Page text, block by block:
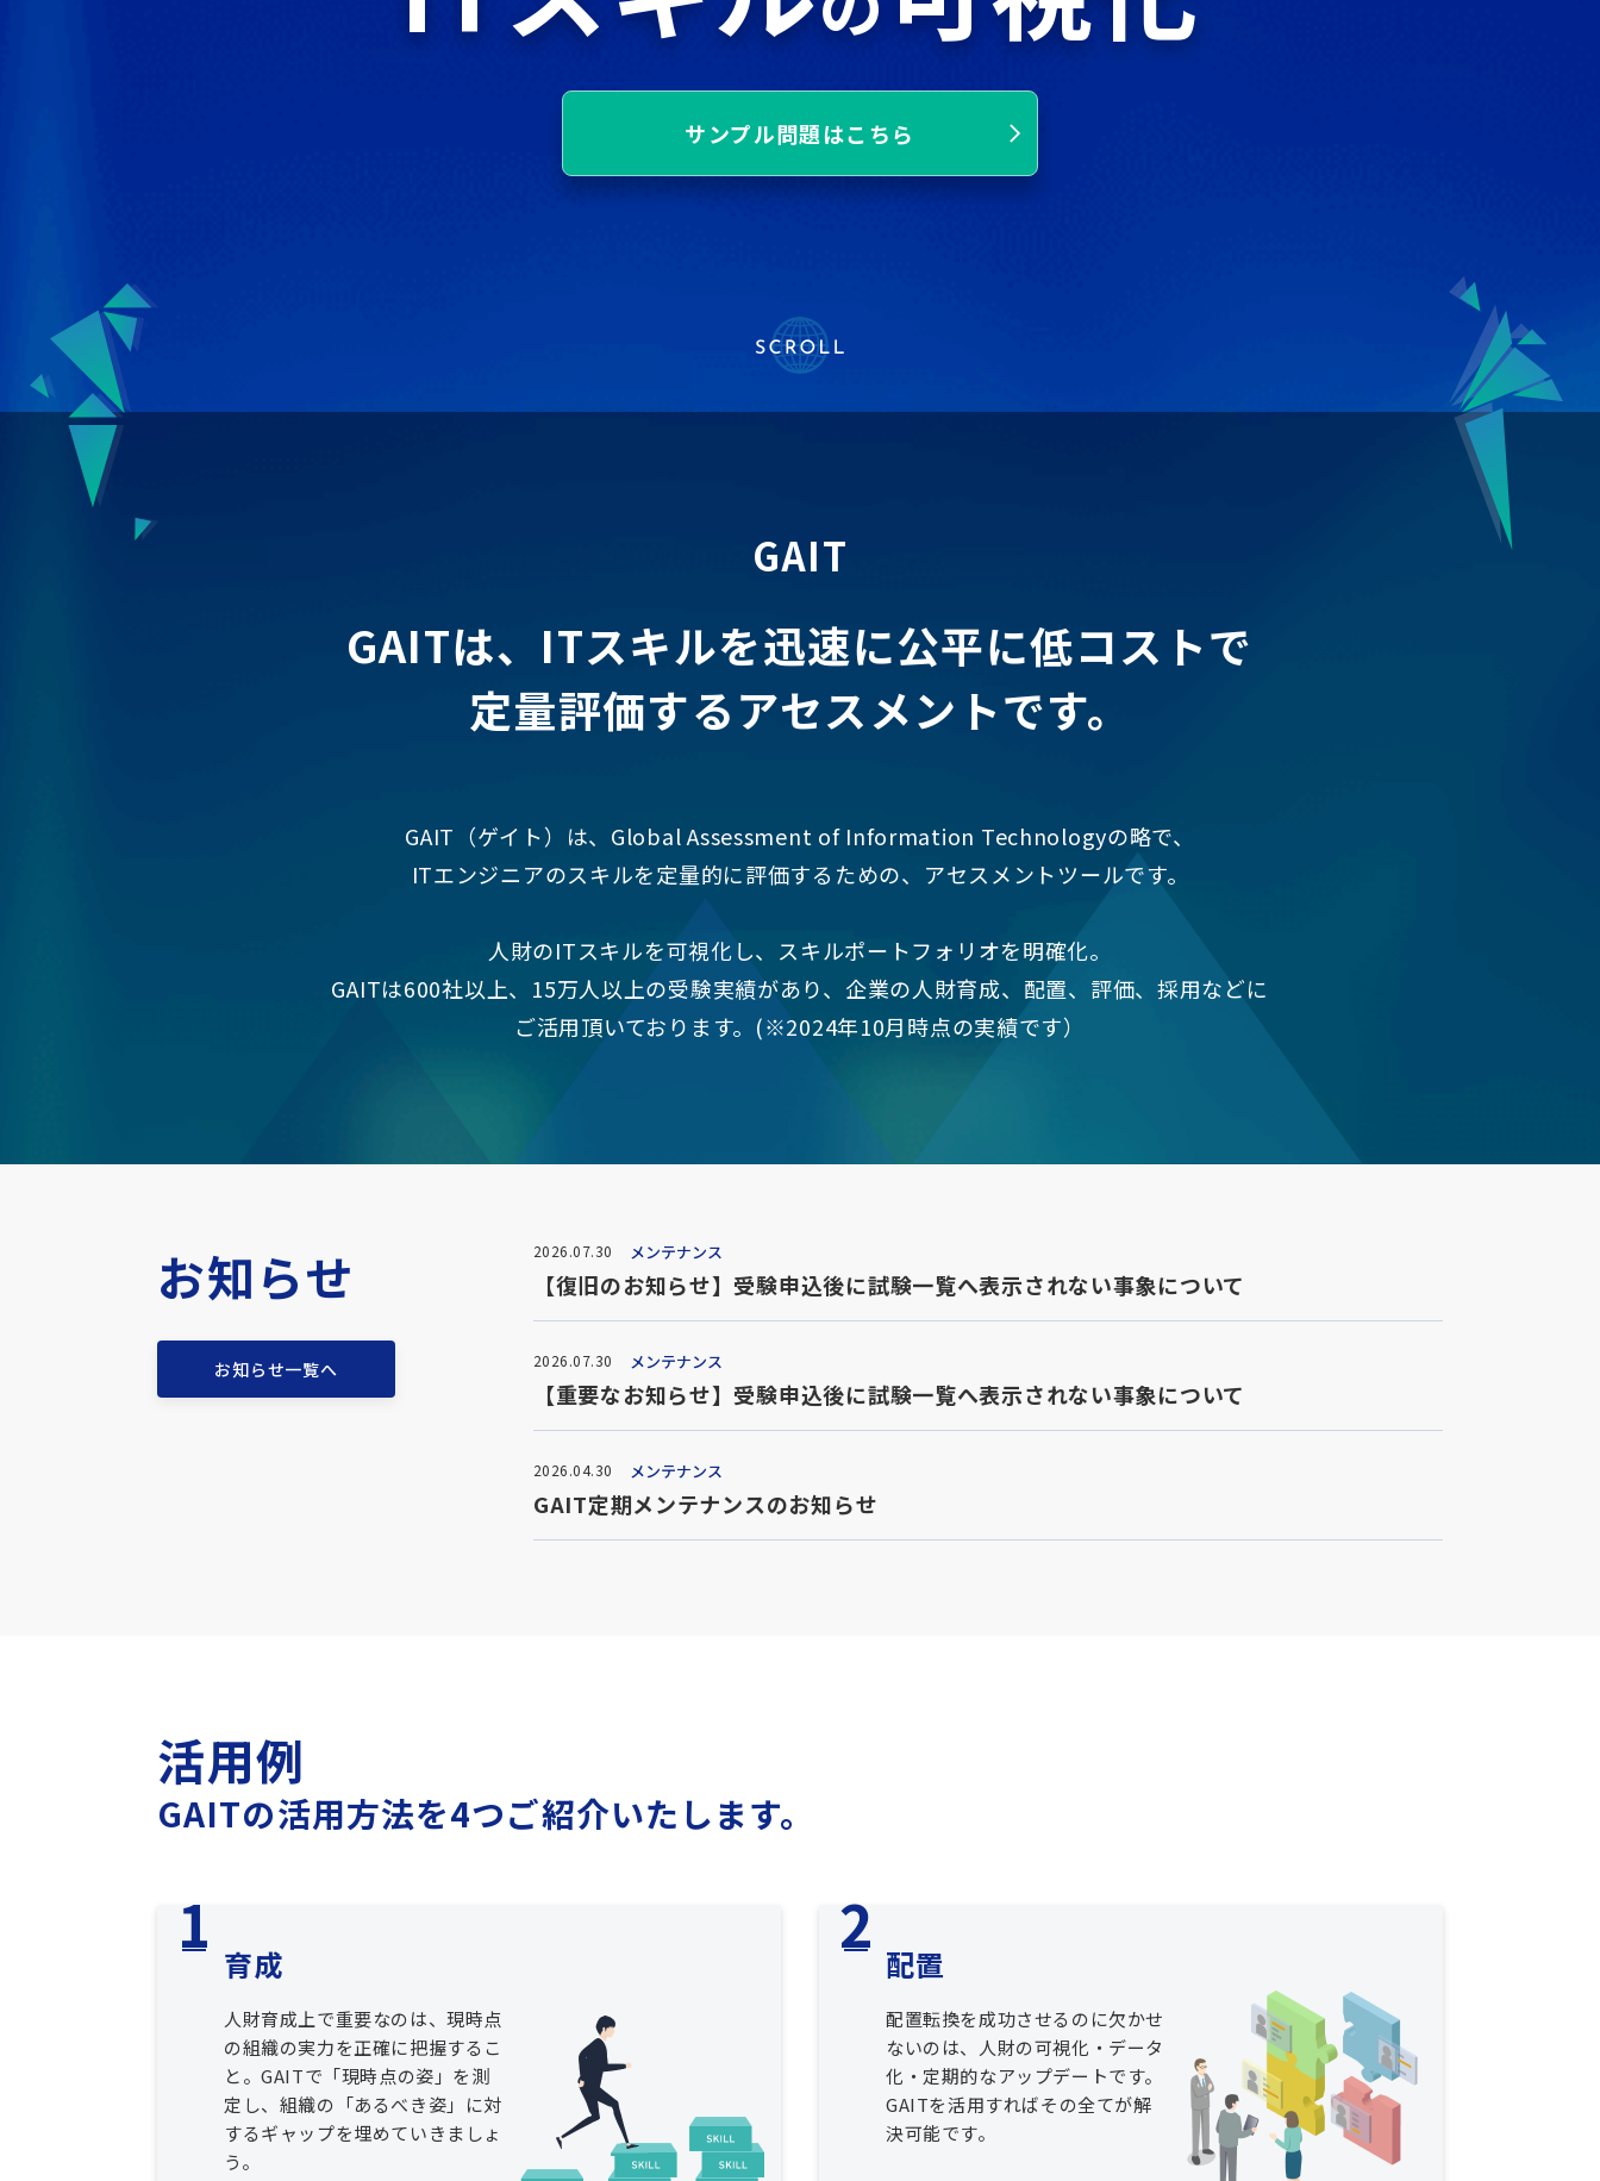
サンプル問題はこちら
GAIT
GAITは、ITスキルを迅速に公平に低コストで
定量評価するアセスメントです。
GAIT（ゲイト）は、Global Assessment of Information Technologyの略で、
ITエンジニアのスキルを定量的に評価するための、アセスメントツールです。
人財のITスキルを可視化し、スキルポートフォリオを明確化。
GAITは600社以上、15万人以上の受験実績があり、企業の人財育成、配置、評価、採用などに
ご活用頂いております。(※2024年10月時点の実績です）
お知らせ
お知らせ一覧へ
2026.07.30 メンテナンス
【復旧のお知らせ】受験申込後に試験一覧へ表示されない事象について
2026.07.30 メンテナンス
【重要なお知らせ】受験申込後に試験一覧へ表示されない事象について
2026.04.30 メンテナンス
GAIT定期メンテナンスのお知らせ
活用例
GAITの活用方法を4つご紹介いたします。
育成
人財育成上で重要なのは、現時点
の組織の実力を正確に把握するこ
と。GAITで「現時点の姿」を測
定し、組織の「あるべき姿」に対
するギャップを埋めていきましょ
う。
配置
配置転換を成功させるのに欠かせ
ないのは、人財の可視化・データ
化・定期的なアップデートです。
GAITを活用すればその全てが解
決可能です。